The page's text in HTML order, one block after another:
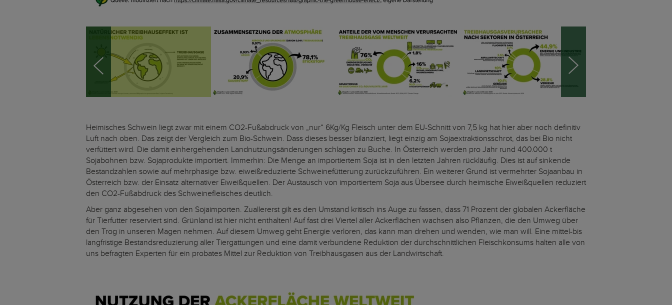
Heimisches Schwein liegt zwar mit einem CO2-Fußabdruck von „nur“ 6Kg/Kg Fleisch unter dem EU-Schnitt von 7,5 kg hat hier aber noch definitiv
Luft nach oben. Das zeigt der Vergleich zum Bio-Schwein. Dass dieses besser bilanziert, liegt einzig am Sojaextraktionsschrot, das bei Bio nicht
verfüttert wird. Die damit einhergehenden Landnutzungsänderungen schlagen zu Buche. In Österreich werden pro Jahr rund 400.000 t
Sojabohnen bzw. Sojaprodukte importiert. Immerhin: Die Menge an importiertem Soja ist in den letzten Jahren rückläufig. Dies ist auf sinkende
Bestandzahlen sowie auf mehrphasige bzw. eiweißreduzierte Schweinefütterung zurückzuführen. Ein weiterer Grund ist vermehrter Sojaanbau in
Österreich bzw. der Einsatz alternativer Eiweißquellen. Der Austausch von importiertem Soja aus Übersee durch heimische Eiweißquellen reduziert
den CO2-Fußabdruck des Schweinefleisches deutlich.
Aber ganz abgesehen von den Sojaimporten. Zuallererst gilt es den Umstand kritisch ins Auge zu fassen, dass 71 Prozent der globalen Ackerfläche
für Tierfutter reserviert sind. Grünland ist hier nicht enthalten! Auf fast drei Viertel aller Ackerflächen wachsen also Pflanzen, die den Umweg über
den Trog in unseren Magen nehmen. Auf diesem Umweg geht Energie verloren, das kann man drehen und wenden, wie man will. Eine mittel-bis
langfristige Bestandsreduzierung aller Tiergattungen und eine damit verbundene Reduktion der durchschnittlichen Fleischkonsums halten alle von
uns befragten Experten für ein probates Mittel zur Reduktion von Treibhausgasen aus der Landwirtschaft.